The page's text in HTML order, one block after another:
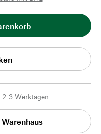
2-3 Werktagen